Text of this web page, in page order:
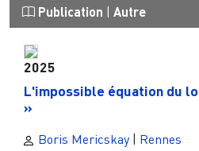
Publication | Autre
2025
L'impossible équation du
»
Boris Mericskay | Rennes